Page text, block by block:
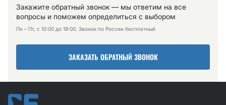
Закажите обратный звонок — мы ответим на все
вопросы и поможем определиться с выбором
Пн – Пт, с 10:00 до 19:00. Звонок по России бесплатный
ЗАКАЗАТЬ ОБРАТНЫЙ ЗВОНОК